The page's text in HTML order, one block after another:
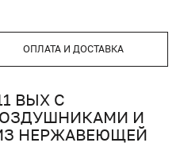
ОПЛАТА И ДОСТАВКА
ВЫХ С
И
НЕРЖАВЕЮЩЕЙ